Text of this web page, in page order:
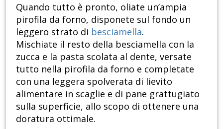
Quando tutto è pronto, oliate un’ampia
pirofila da forno, disponete sul fondo un
leggero strato di besciamella.
Mischiate il resto della besciamella con la
zucca e la pasta scolata al dente, versate
tutto nella pirofila da forno e completate
con una leggera spolverata di lievito
alimentare in scaglie e di pane grattugiato
sulla superficie, allo scopo di ottenere una
doratura ottimale.